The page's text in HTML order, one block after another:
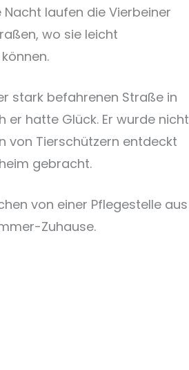
laufen die Vierbeiner
wo sie leicht
stark befahrenen Straße in
er hatte Glück. Er wurde nicht
von Tierschützern entdeckt
gebracht.
von einer Pflegestelle aus
Zuhause.